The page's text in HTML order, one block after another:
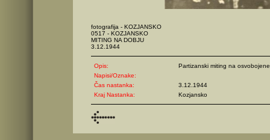
fotografija - KOZJANSKO
0517 - KOZJANSKO
MITING NA DOBJU
3.12.1944
Opis:
Partizanski miting na
Napisi/Oznake:
Čas nastanka:
3.12.1944
Kraj Nastanka:
Kozjansko